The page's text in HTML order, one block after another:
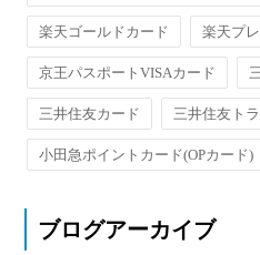
楽天ゴールドカード 楽天プ
京王パスポートVISAカード
三井住友カード 三井住友ト
小田急ポイントカード(OPカード)
ブログアーカイブ